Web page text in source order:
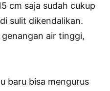
cm saja sudah cukup
sulit dikendalikan.
air tinggi,
baru bisa mengurus